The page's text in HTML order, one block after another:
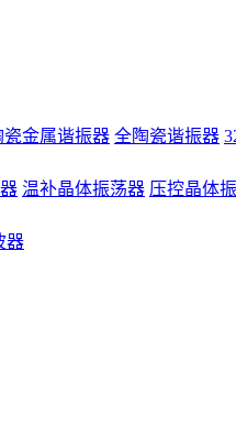
瓷金属谐振器 全陶瓷谐振器
温补晶体振荡器 压控晶体
器